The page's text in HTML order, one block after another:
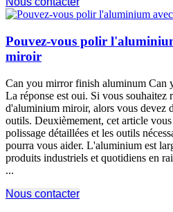
Pouvez-vous polir
miroir
Can you mirror finish aluminum Can
La réponse est oui. Si vous souhaitez
d'aluminium miroir, alors vous devez
outils. Deuxièmement, cet article
polissage détaillées et les outils
pourra vous aider. L'aluminium est
produits industriels et quotidiens en
...
Nous contacter